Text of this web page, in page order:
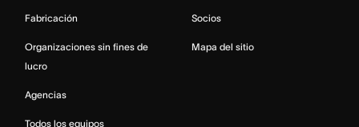
Fabricación
Organizaciones sin fines de
lucro
Agencias
Todos los equipos
Socios
Mapa del sitio